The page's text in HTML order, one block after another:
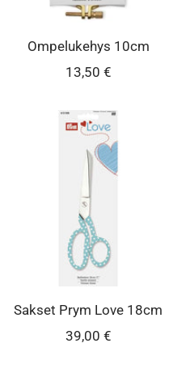
Ompelukehys 10cm
Alennushinta
13,50 €
Sakset Prym Love 18cm
Alennushinta
39,00 €